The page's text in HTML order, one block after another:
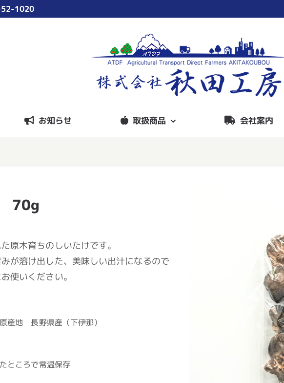
1020
お知らせ 取扱商品 会社案内
70g
原木育ちのしいたけです。
が溶け出した、美味しい出汁になるので
使いください。
産地 長野県産（下伊那）
ところで常温保存